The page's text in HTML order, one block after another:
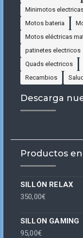
Minimotos
Motos bateria
Motos eléctricas
patinetes electricos
Quads electricos
Recambios
Descarga
Productos
SILLÓN RELAX
350,00€
SILLON GAMING
95,00€